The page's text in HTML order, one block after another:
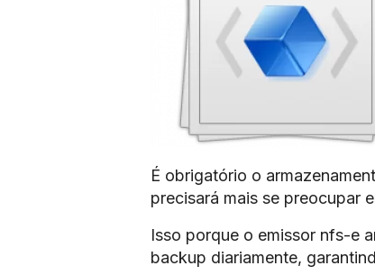
É obrigatório o
precisará mais se preocupar
Isso porque o emissor nfs-e
backup diariamente,